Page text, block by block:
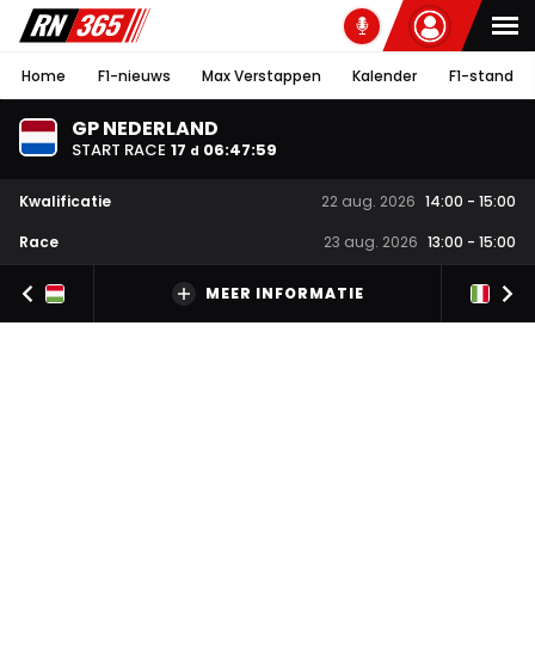
Home F1-nieuws Max Verstappen Kalender F1-stand
GP NEDERLAND
START RACE 17 d 06:47:59
Kwalificatie 22 aug. 2026 14:00 - 15:00
Race
23 aug. 2026 13:00 - 15:00
MEER INFORMATIE